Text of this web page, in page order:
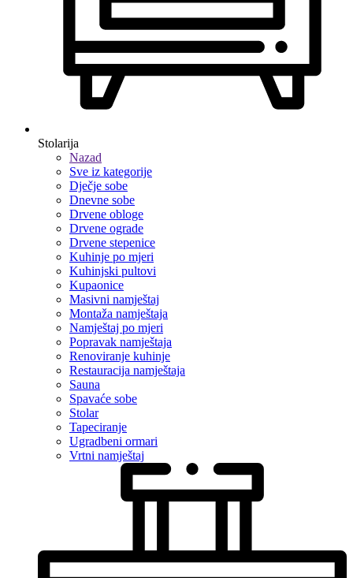
Stolarija
Nazad
Sve iz kategorije
Dječje sobe
Dnevne sobe
Drvene obloge
Drvene ograde
Drvene stepenice
Kuhinje po mjeri
Kuhinjski pultovi
Kupaonice
Masivni namještaj
Montaža namještaja
Namještaj po mjeri
Popravak namještaja
Renoviranje kuhinje
Restauracija namještaja
Sauna
Spavaće sobe
Stolar
Tapeciranje
Ugradbeni ormari
Vrtni namještaj